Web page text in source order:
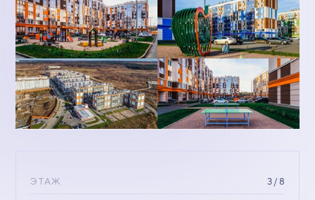
ЭТАЖ 3 / 8